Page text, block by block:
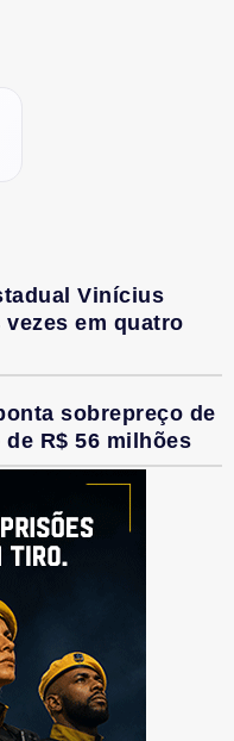
Vinícius
em quatro
sobrepreço de
R$ 56 milhões